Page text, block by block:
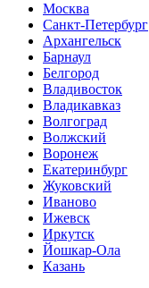
Москва
Санкт-Петербург
Архангельск
Барнаул
Белгород
Владивосток
Владикавказ
Волгоград
Волжский
Воронеж
Екатеринбург
Жуковский
Иваново
Ижевск
Иркутск
Йошкар-Ола
Казань